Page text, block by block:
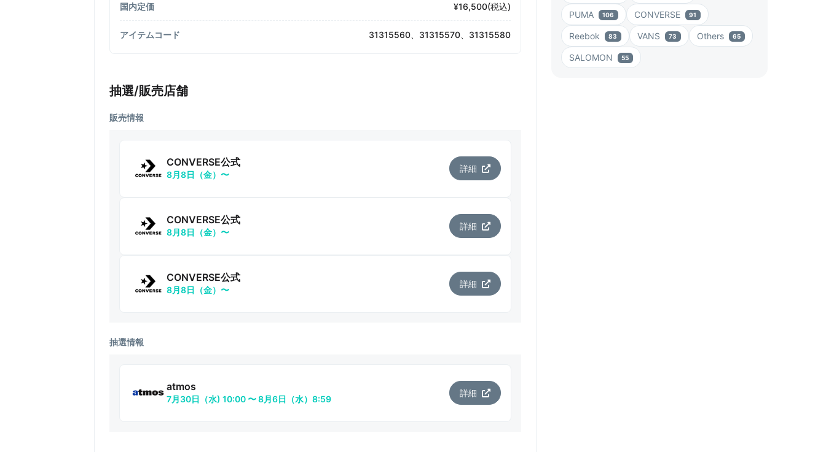
国内定価 ¥16,500(税込)
アイテムコード 31315560、31315570、31315580
抽選/販売店舗
販売情報
CONVERSE公式
8月8日（金）〜
詳細
CONVERSE公式
8月8日（金）〜
詳細
CONVERSE公式
8月8日（金）〜
詳細
抽選情報
atmos
7月30日（水) 10:00 〜 8月6日（水）8:59
詳細
PUMA 106 CONVERSE 91
Reebok 83 VANS 73 Others 65
SALOMON 55